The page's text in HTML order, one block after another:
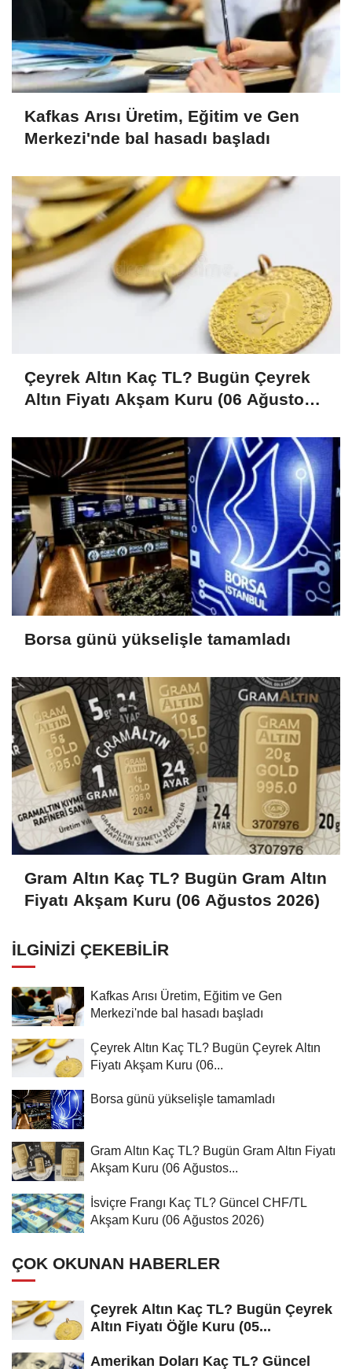
Kafkas Arısı Üretim, Eğitim ve Gen
Merkezi'nde bal hasadı başladı
Çeyrek Altın Kaç TL? Bugün Çeyrek
Altın Fiyatı Akşam Kuru (06 Ağustos
Borsa günü yükselişle tamamladı
Gram Altın Kaç TL? Bugün Gram Altın
Fiyatı Akşam Kuru (06 Ağustos 2026)
İLGINIZI ÇEKEBILIR
Kafkas Arısı Üretim, Eğitim ve Gen
Merkezi'nde bal hasadı başladı
Çeyrek Altın Kaç TL? Bugün Çeyrek Altın
Fiyatı Akşam Kuru (06...
Borsa günü yükselişle tamamladı
Gram Altın Kaç TL? Bugün Gram Altın Fiyatı
Akşam Kuru (06 Ağustos...
İsviçre Frangı Kaç TL? Güncel CHF/TL
Akşam Kuru (06 Ağustos 2026)
ÇOK OKUNAN HABERLER
Çeyrek Altın Kaç TL? Bugün Çeyrek
Altın Fiyatı Öğle Kuru (05...
Amerikan Doları Kaç TL? Güncel